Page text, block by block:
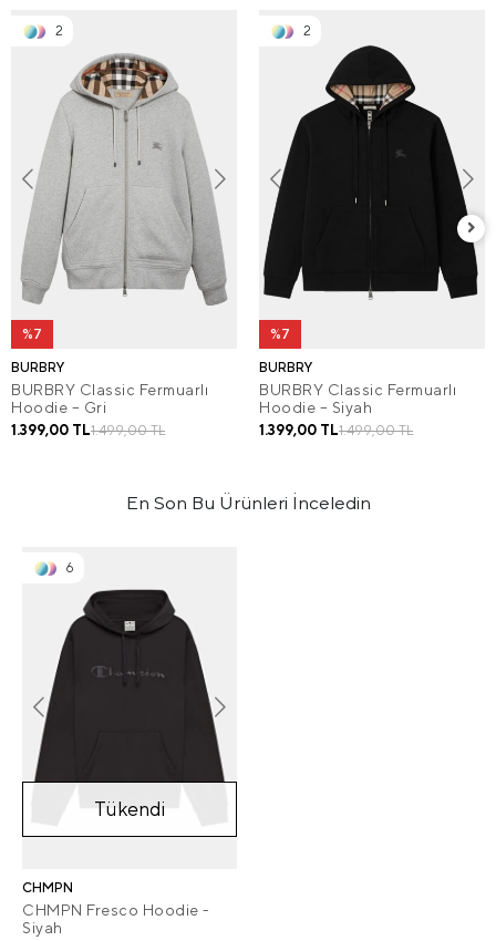
2
%7
BURBRY
BURBRY Classic Fermuarlı
Hoodie – Gri
1.499,00 TL
1.399,00 TL
2
%7
BURBRY
BURBRY Classic Fermuarlı
Hoodie – Siyah
1.499,00 TL
1.399,00 TL
En Son Bu Ürünleri İnceledin
6
Tükendi
CHMPN
CHMPN Fresco Hoodie -
Siyah